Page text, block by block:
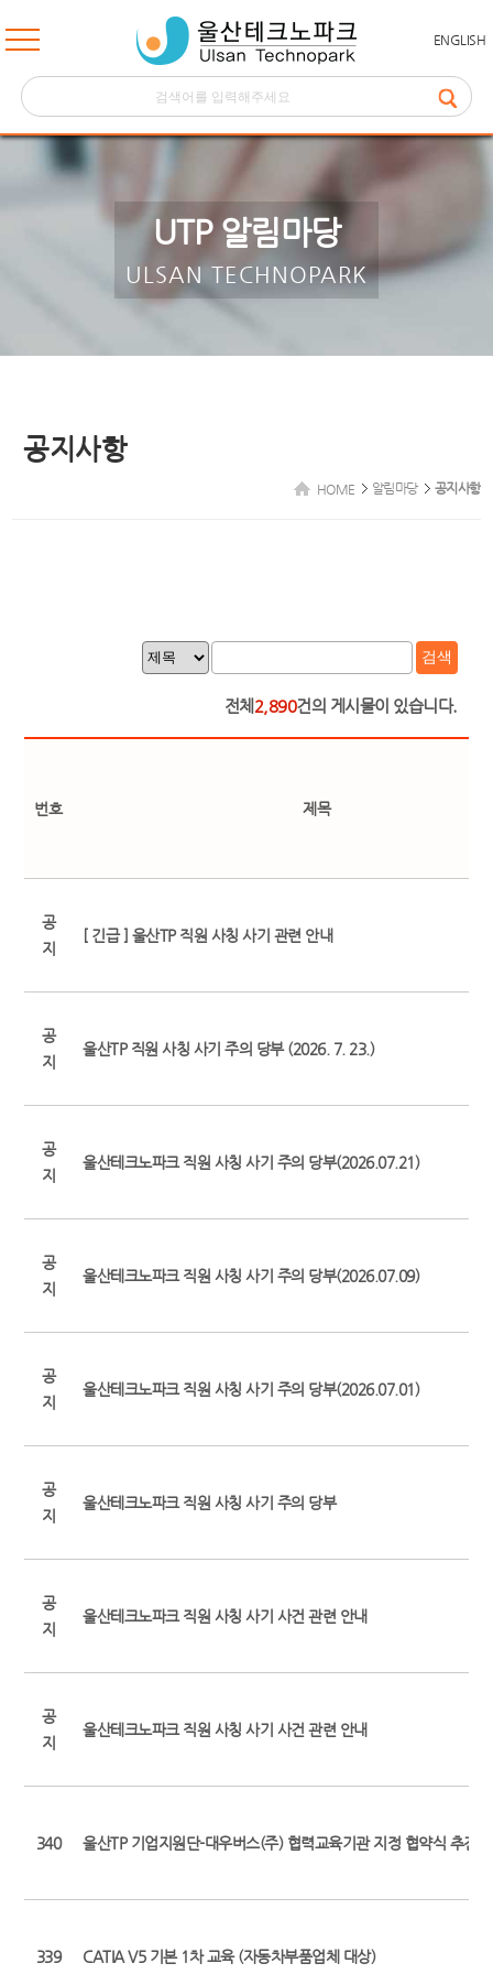
ENGLISH
UTP 알림마당
ULSAN TECHNOPARK
공지사항
HOME 알림마당 공지사항
검색
전체 2,890건의 게시물이 있습니다.
번호 제목
공
지
[ 긴급 ] 울산TP 직원 사칭 사기 관련 안내
공
지
울산TP 직원 사칭 사기 주의 당부 (2026. 7. 23.)
공
지
울산테크노파크 직원 사칭 사기 주의 당부(2026.07.21)
공
지
울산테크노파크 직원 사칭 사기 주의 당부(2026.07.09)
공
지
울산테크노파크 직원 사칭 사기 주의 당부(2026.07.01)
공
지
울산테크노파크 직원 사칭 사기 주의 당부
공
지
울산테크노파크 직원 사칭 사기 사건 관련 안내
공
지
울산테크노파크 직원 사칭 사기 사건 관련 안내
340 울산TP 기업지원단-대우버스(주) 협력교육기관 지정 협약식 추진
339 CATIA V5 기본 1차 교육 (자동차부품업체 대상)